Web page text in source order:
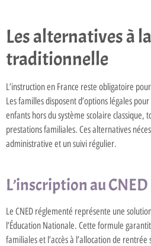
Les alternatives à
traditionnelle
L’instruction en France reste obligatoire
Les familles disposent d’options légales
enfants hors du système scolaire classique,
prestations familiales. Ces alternatives
administrative et un suivi régulier.
L’inscription au
Le CNED réglementé représente une
l’Éducation Nationale. Cette formule
familiales et l’accès à l’allocation de rentrée